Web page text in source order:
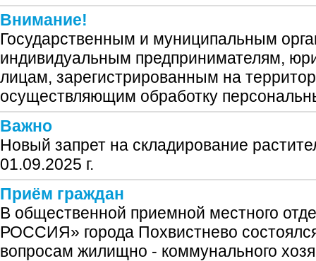
Внимание!
Государственным и муниципальным
индивидуальным предпринимателям,
лицам, зарегистрированным на
осуществляющим обработку
Важно
Новый запрет на складирование
01.09.2025 г.
Приём граждан
В общественной приемной местного
РОССИЯ» города Похвистнево
вопросам жилищно - коммунального